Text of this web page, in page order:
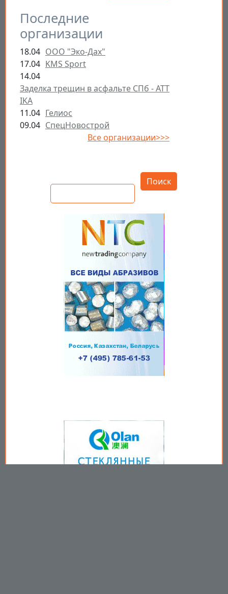
Последние
организации
18.04 ООО "Эко-Дах"
17.04 KMS Sport
14.04
Заделка трещин в асфальте СПб - ATT
IKA
11.04 Гелиос
09.04 СпецНовострой
Все организации>>>